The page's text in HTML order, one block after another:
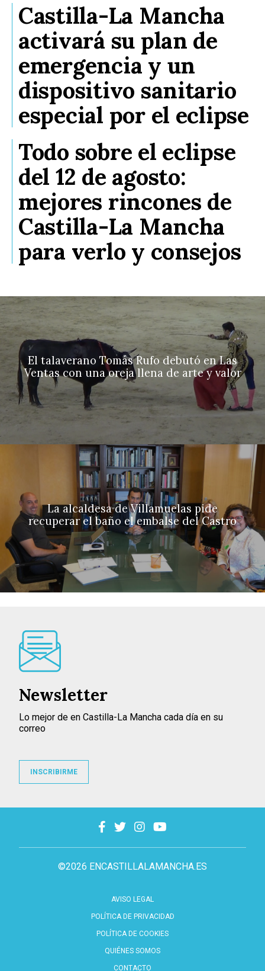
Castilla-La Mancha
activará su plan de
emergencia y un
dispositivo sanitario
especial por el eclipse
Todo sobre el eclipse
del 12 de agosto:
mejores rincones de
Castilla-La Mancha
para verlo y consejos
El talaverano Tomás Rufo debutó en Las
Ventas con una oreja llena de arte y valor
La alcaldesa de Villamuelas pide
recuperar el baño el embalse del Castro
©2026 ENCASTILLALAMANCHA.ES
AVISO LEGAL
POLÍTICA DE PRIVACIDAD
POLÍTICA DE COOKIES
QUIÉNES SOMOS
CONTACTO
Newsletter
Lo mejor de en Castilla-La Mancha cada día en su
correo
INSCRIBIRME